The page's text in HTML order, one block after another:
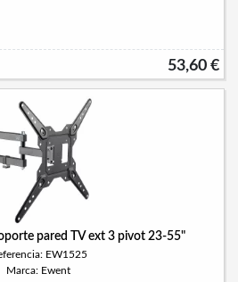
53,60 €
pared TV ext 3 pivot 23-55"
EW1525
Marca: Ewent